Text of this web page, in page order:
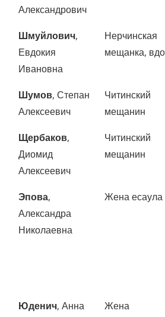
Александрович
Шмуйлович,
Евдокия
Ивановна
Нерчинская
мещанка,
Шумов, Степан
Алексеевич
Читинский
мещанин
Щербаков,
Диомид
Алексеевич
Читинский
мещанин
Эпова,
Александра
Николаевна
Жена есаула
Юденич, Анна
Жена